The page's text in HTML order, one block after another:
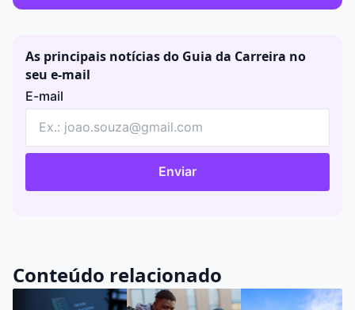
As principais notícias do Guia da Carreira no
seu e-mail
E-mail
Enviar
Conteúdo relacionado